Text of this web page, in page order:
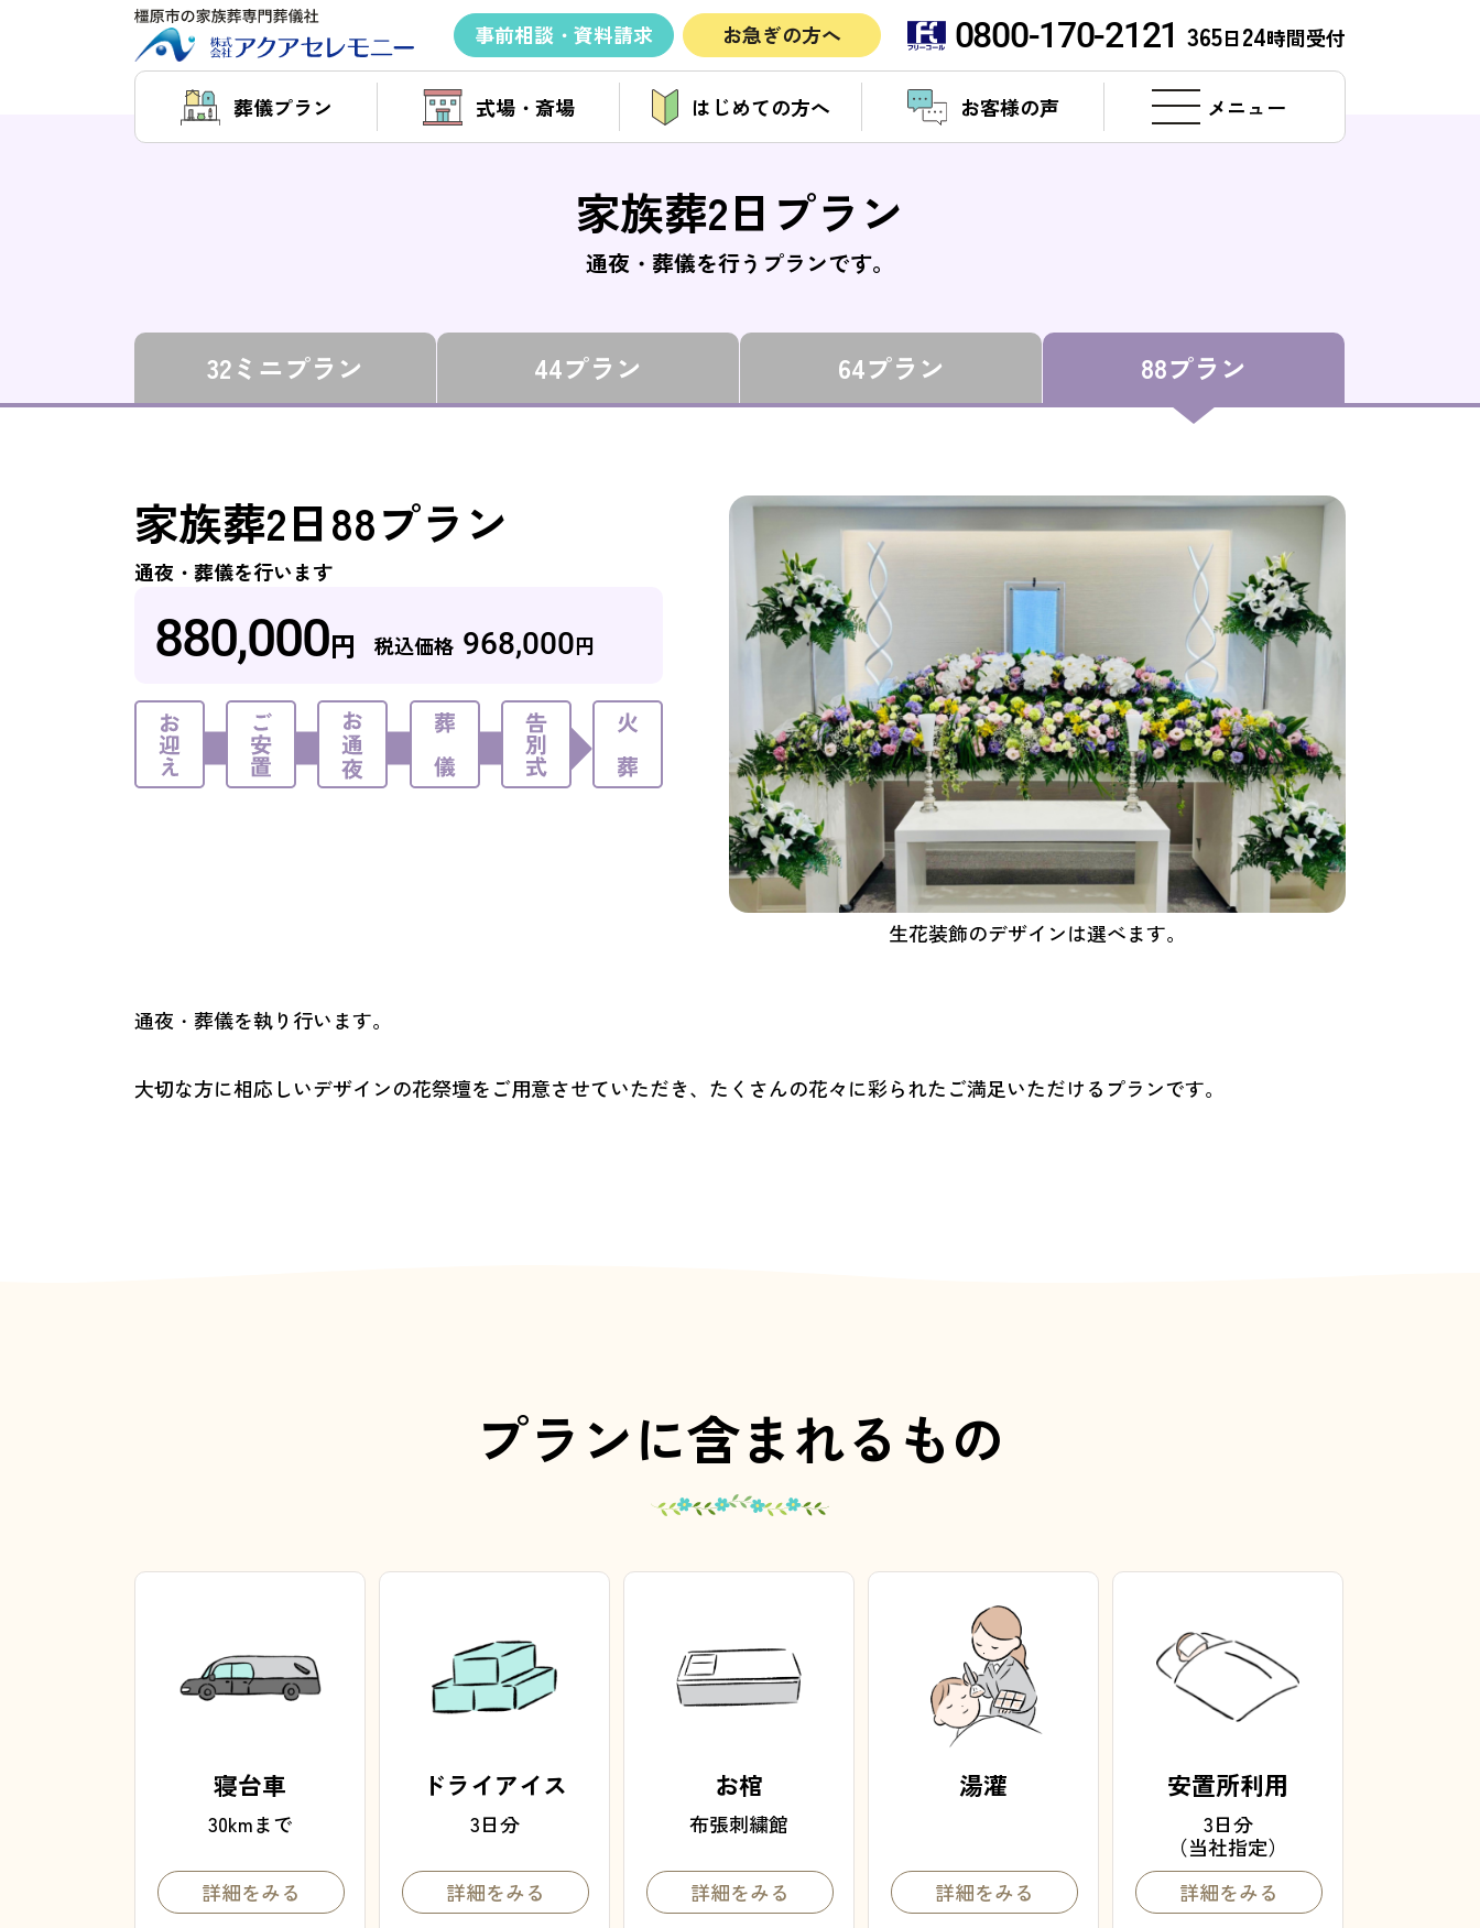
事前相談・資料請求 お急ぎの方へ 0800-170-2121 365日24時間受付
葬儀プラン 式場・斎場 はじめての方へ お客様の声 メニュー
家族葬2日プラン
通夜・葬儀を行うプランです。
32ミニプラン 44プラン 64プラン 88プラン
家族葬2日88プラン
通夜・葬儀を行います
880,000円 税込価格 968,000円
生花装飾のデザインは選べます。
通夜・葬儀を執り行います。
大切な方に相応しいデザインの花祭壇をご用意させていただき、たくさんの花々に彩られたご満足いただけるプランです。
プランに含まれるもの
寝台車
30kmまで
詳細をみる
ドライアイス
3日分
詳細をみる
お棺
布張刺繍館
詳細をみる
湯灌
詳細をみる
安置所利用
3日分
（当社指定）
詳細をみる